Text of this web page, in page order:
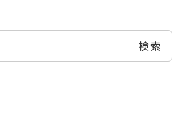
検索